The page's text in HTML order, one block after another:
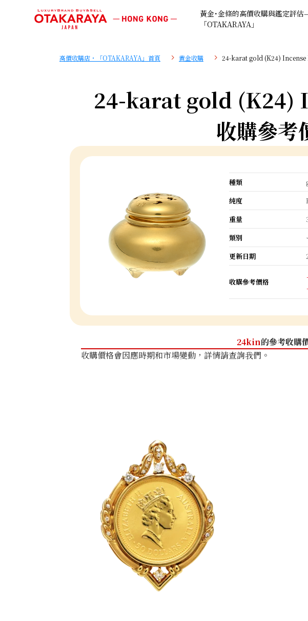
黃金･金條的高價收購與鑑定評
「OTAKARAYA」
高價收購店・「OTAKARAYA」首頁 黄金收購 24-karat gold (K24) Incense
24-karat gold (K24)
收購參考
種類
純度
重量
類別
更新日期
收購參考價格
24kin的參考收購
收購價格會因應時期和市場變動，詳情請查詢我們。